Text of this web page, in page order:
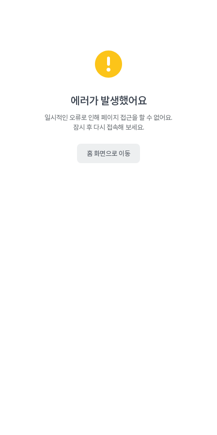
에러가 발생했어요
일시적인 오류로 인해 페이지 접근을 할 수 없어요.
잠시 후 다시 접속해 보세요.
홈 화면으로 이동